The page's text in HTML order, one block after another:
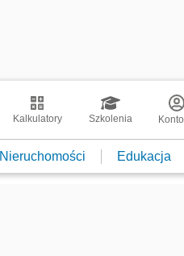
Kalkulatory Szkolenia Konto
Nieruchomości Edukacja